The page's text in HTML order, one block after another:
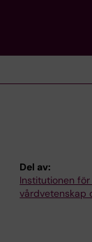
Del av:
Institutionen
vårdvetenskap